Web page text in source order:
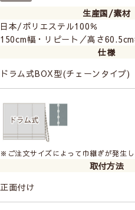
生産国/素材
日本/ポリエステル100％
150cm幅・リピート／高さ
仕様
ドラム式BOX型(チェーンタイプ)
※ご注文サイズによって巾継ぎが発生
取付方法
正面付け